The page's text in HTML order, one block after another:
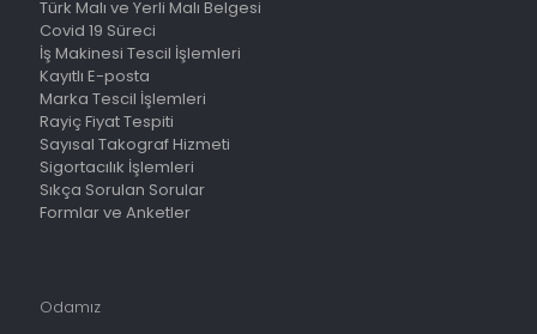
Türk Malı ve Yerli Malı Belgesi
Covid 19 Süreci
İş Makinesi Tescil İşlemleri
Kayıtlı E-posta
Marka Tescil İşlemleri
Rayiç Fiyat Tespiti
Sayısal Takograf Hizmeti
Sigortacılık İşlemleri
Sıkça Sorulan Sorular
Formlar ve Anketler
Odamız